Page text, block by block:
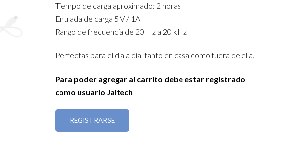
Tiempo de carga aproximado: 2 horas
Entrada de carga 5 V / 1A
Rango de frecuencia de 20 Hz a 20 kHz
Perfectas para el día a día, tanto en casa como fuera de ella.
Para poder agregar al carrito debe estar registrado
como usuario Jaltech
REGISTRARSE